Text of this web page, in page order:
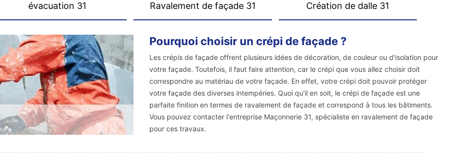
évacuation 31
Ravalement de façade 31 Création de dalle 31
Pourquoi choisir un crépi de façade ?
Les crépis de façade offrent plusieurs idées de décoration, de couleur ou d'isolation pour
votre façade. Toutefois, il faut faire attention, car le crépi que vous allez choisir doit
correspondre au matériau de votre façade. En effet, votre crépi doit pouvoir protéger
votre façade des diverses intempéries. Quoi qu'il en soit, le crépi de façade est une
parfaite finition en termes de ravalement de façade et correspond à tous les bâtiments.
Vous pouvez contacter l'entreprise Maçonnerie 31, spécialiste en ravalement de façade
pour ces travaux.